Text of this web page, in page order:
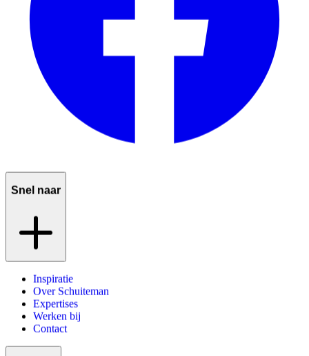
Snel naar
Inspiratie
Over Schuiteman
Expertises
Werken bij
Contact